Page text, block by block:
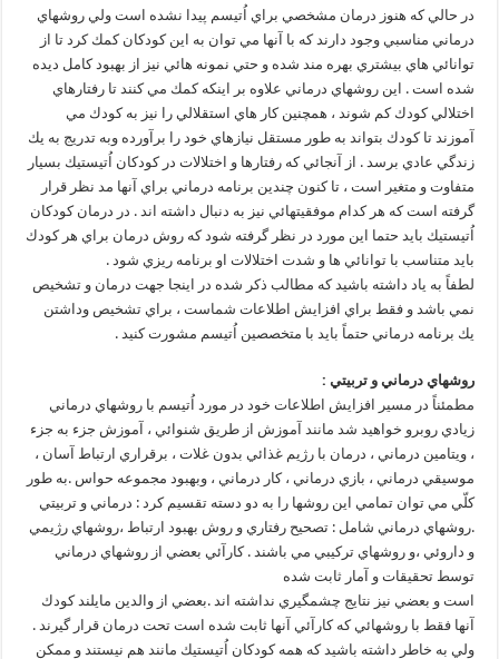
در حالي كه هنوز درمان مشخصي براي اُتيسم پيدا نشده است ولي روشهاي
درماني مناسبي وجود دارند كه با آنها مي توان به اين كودكان كمك كرد تا از
توانائي هاي بيشتري بهره مند شده و حتي نمونه هائي نيز از بهبود كامل ديده
شده است . اين روشهاي درماني علاوه بر اينكه كمك مي كنند تا رفتارهاي
اختلالي كودك كم شوند ، همچنين كار هاي استقلالي را نيز به كودك مي
آموزند تا كودك بتواند به طور مستقل نيازهاي خود را برآورده وبه تدريج به يك
زندگي عادي برسد . از آنجائي كه رفتارها و اختلالات در كودكان اُتيستيك بسيار
متفاوت و متغير است ، تا كنون چندين برنامه درماني براي آنها مد نظر قرار
گرفته است كه هر كدام موفقيتهائي نيز به دنبال داشته اند . در درمان كودكان
اُتيستيك بايد حتما اين مورد در نظر گرفته شود كه روش درمان براي هر كودك
بايد متناسب با توانائي ها و شدت اختلالات او برنامه ريزي شود .
لطفاً به ياد داشته باشيد كه مطالب ذكر شده در اينجا جهت درمان و تشخيص
نمي باشد و فقط براي افزايش اطلاعات شماست ، براي تشخيص وداشتن
يك برنامه درماني حتماً بايد با متخصصين اُتيسم مشورت كنيد .
روشهاي درماني و تربيتي :
مطمئناً در مسير افزايش اطلاعات خود در مورد اُتيسم با روشهاي درماني
زيادي روبرو خواهيد شد مانند آموزش از طريق شنوائي ، آموزش جزء به جزء
، ويتامين درماني ، درمان با رژيم غذائي بدون غلات ، برقراري ارتباط آسان ،
موسيقي درماني ، بازي درماني ، كار درماني ، وبهبود مجموعه حواس .به طور
كلّي مي توان تمامي اين روشها را به دو دسته تقسيم كرد : درماني و تربيتي
.روشهاي درماني شامل : تصحيح رفتاري و روش بهبود ارتباط ،روشهاي رژيمي
و داروئي ،و روشهاي تركيبي مي باشند . كارآئي بعضي از روشهاي درماني
توسط تحقيقات و آمار ثابت شده
است و بعضي نيز نتايج چشمگيري نداشته اند .بعضي از والدين مايلند كودك
آنها فقط با روشهائي كه كارآئي آنها ثابت شده است تحت درمان قرار گيرند .
ولي به خاطر داشته باشيد كه همه كودكان اُتيستيك مانند هم نيستند و ممكن